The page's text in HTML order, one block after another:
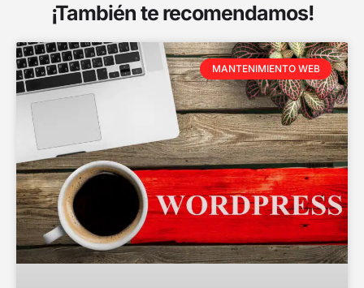
¡También te recomendamos!
MANTENIMIENTO WEB